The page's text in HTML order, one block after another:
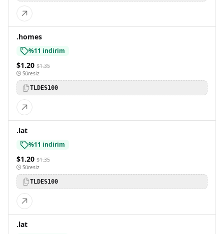
.homes
%11 indirim
$1.20 $1.35
Süresiz
TLDES100
.lat
%11 indirim
$1.20 $1.35
Süresiz
TLDES100
.lat